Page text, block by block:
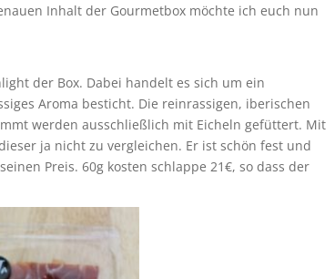
Inhalt der Gourmetbox möchte ich euch nun
der Box. Dabei handelt es sich um ein
Aroma besticht. Die reinrassigen, iberischen
werden ausschließlich mit Eicheln gefüttert. Mit
ja nicht zu vergleichen. Er ist schön fest und
Preis. 60g kosten schlappe 21€, so dass der